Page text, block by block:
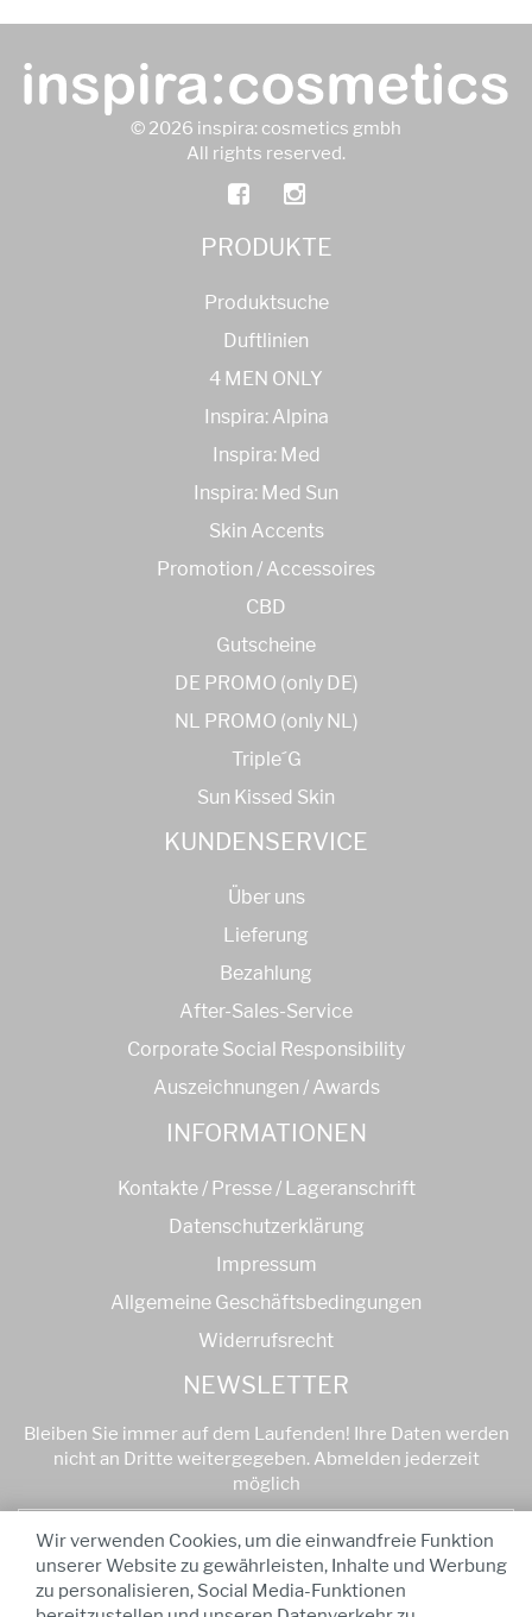
Wir verwenden Cookies, um die einwandfreie Funktion
unserer Website zu gewährleisten, Inhalte und Werbung
zu personalisieren, Social Media-Funktionen
© 2026 inspira: cosmetics gmbh
All rights reserved.
PRODUKTE
Produktsuche
Duftlinien
4 MEN ONLY
Inspira: Alpina
Inspira: Med
Inspira: Med Sun
Skin Accents
Promotion / Accessoires
CBD
Gutscheine
DE PROMO (only DE)
NL PROMO (only NL)
Triple´G
Sun Kissed Skin
KUNDENSERVICE
Über uns
Lieferung
Bezahlung
After-Sales-Service
Corporate Social Responsibility
Auszeichnungen / Awards
INFORMATIONEN
Kontakte / Presse / Lageranschrift
Datenschutzerklärung
Impressum
Allgemeine Geschäftsbedingungen
Widerrufsrecht
NEWSLETTER
Bleiben Sie immer auf dem Laufenden! Ihre Daten werden
nicht an Dritte weitergegeben. Abmelden jederzeit
möglich
Anmelden
* Alle Preise sind inkl. MwSt-Ab einem Bestellwert von